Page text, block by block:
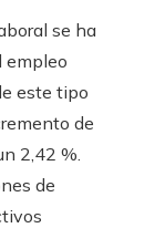
se ha
empleo
este tipo
de
2,42 %.
de